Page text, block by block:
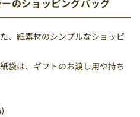
のショッピングバッグ
、紙素材のシンプルなショッピ
袋は、ギフトのお渡し用や持ち